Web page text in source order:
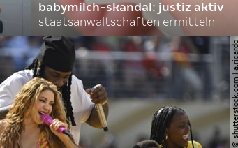
babymilch-skandal: justiz aktiv
staatsanwaltschaften ermitteln
©